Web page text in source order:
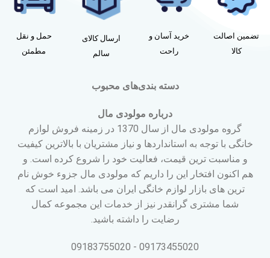
تضمین اصالت
کالا
خرید آسان و
راحت
ارسال کالای
سالم
حمل و نقل
مطمئن
دسته بندی‌های محبوب
درباره مولودی مال
گروه مولودی مال از سال 1370 در زمینه فروش لوازم
خانگی با توجه به استانداردها و نیاز مشتریان با بالاترین کیفیت
و مناسبت ترین قیمت، فعالیت خود را شروع کرده است. و
هم اکنون افتخار این را داریم که مولودی مال جزوء خوش نام
ترین های بازار لوازم خانگی ایران می باشد. امید است که
شما مشتری گرانقدر نیز از خدمات این مجموعه کمال
رضایت را داشته باشید.
09173455020 - 09183755020